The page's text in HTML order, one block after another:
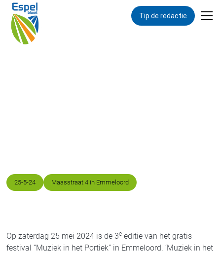
Tip de redactie
25-5-24 Maasstraat 4 in Emmeloord
Op zaterdag 25 mei 2024 is de 3e editie van het gratis
festival “Muziek in het Portiek” in Emmeloord. ‘Muziek in het